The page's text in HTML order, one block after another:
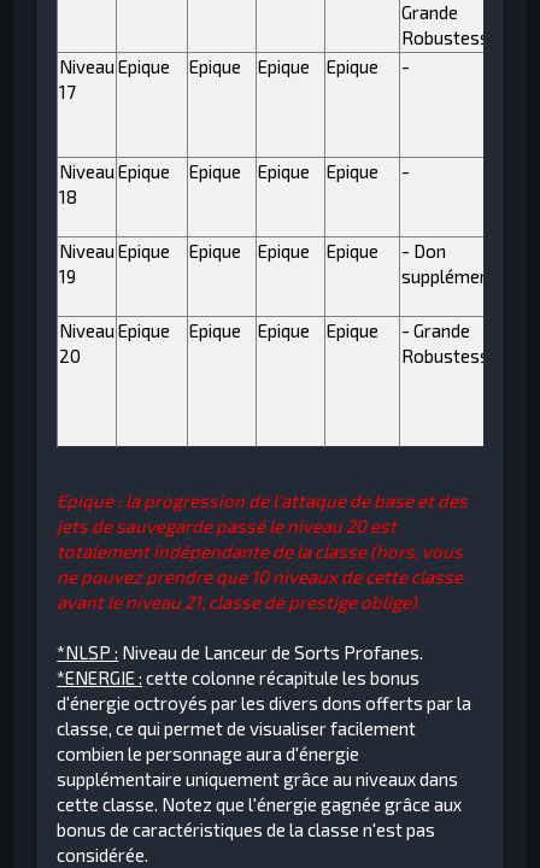
Grande
Robustesse IV
Niveau
17
Epique Epique Epique Epique -
Niveau
18
Epique Epique Epique Epique -
Niveau
19
Epique Epique Epique Epique
- Don
supplémentaire
Niveau
20
Epique Epique Epique Epique
- Grande
Robustesse V
Epique : la progression de l'attaque de base et des
jets de sauvegarde passé le niveau 20 est
totalement indépendante de la classe (hors, vous
ne pouvez prendre que 10 niveaux de cette classe
avant le niveau 21, classe de prestige oblige).
*NLSP : Niveau de Lanceur de Sorts Profanes.
*ENERGIE : cette colonne récapitule les bonus
d'énergie octroyés par les divers dons offerts par la
classe, ce qui permet de visualiser facilement
combien le personnage aura d'énergie
supplémentaire uniquement grâce au niveaux dans
cette classe. Notez que l'énergie gagnée grâce aux
bonus de caractéristiques de la classe n'est pas
considérée.